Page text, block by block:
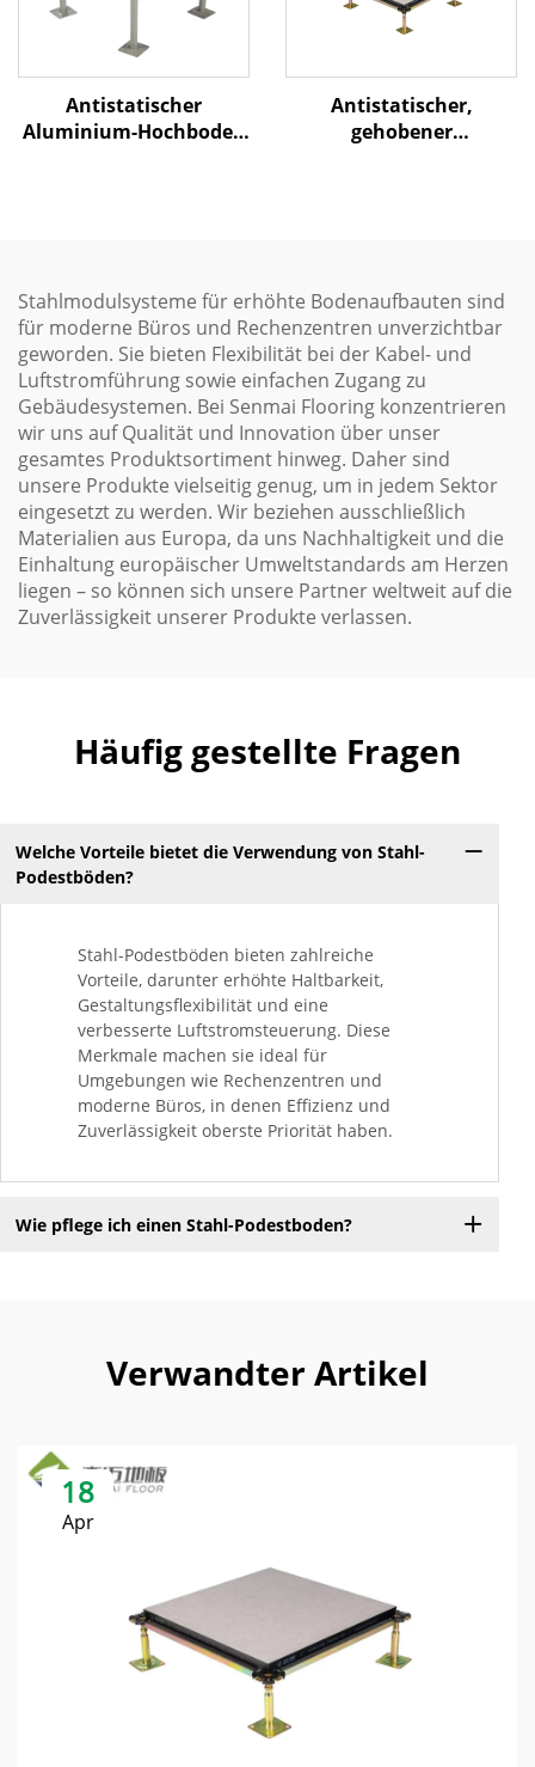
Antistatischer
Aluminium-Hochboden
Antistatischer,
gehobener
Stahlmodulsysteme für erhöhte Bodenaufbauten sind
für moderne Büros und Rechenzentren unverzichtbar
geworden. Sie bieten Flexibilität bei der Kabel- und
Luftstromführung sowie einfachen Zugang zu
Gebäudesystemen. Bei Senmai Flooring konzentrieren
wir uns auf Qualität und Innovation über unser
gesamtes Produktsortiment hinweg. Daher sind
unsere Produkte vielseitig genug, um in jedem Sektor
eingesetzt zu werden. Wir beziehen ausschließlich
Materialien aus Europa, da uns Nachhaltigkeit und die
Einhaltung europäischer Umweltstandards am Herzen
liegen – so können sich unsere Partner weltweit auf die
Zuverlässigkeit unserer Produkte verlassen.
Häufig gestellte Fragen
Welche Vorteile bietet die Verwendung von Stahl-
Podestböden?
Stahl-Podestböden bieten zahlreiche
Vorteile, darunter erhöhte Haltbarkeit,
Gestaltungsflexibilität und eine
verbesserte Luftstromsteuerung. Diese
Merkmale machen sie ideal für
Umgebungen wie Rechenzentren und
moderne Büros, in denen Effizienz und
Zuverlässigkeit oberste Priorität haben.
Wie pflege ich einen Stahl-Podestboden?
Verwandter Artikel
18
Apr